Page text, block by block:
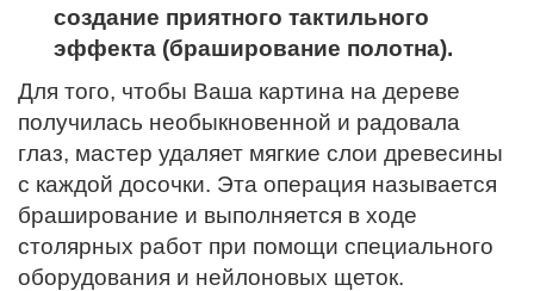
создание приятного тактильного
эффекта (браширование полотна).
Для того, чтобы Ваша картина на дереве
получилась необыкновенной и радовала
глаз, мастер удаляет мягкие слои древесины
с каждой досочки. Эта операция называется
браширование и выполняется в ходе
столярных работ при помощи специального
оборудования и нейлоновых щеток.